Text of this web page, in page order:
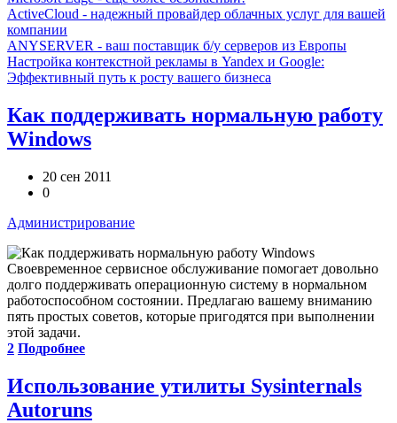
ActiveCloud - надежный провайдер облачных услуг для вашей
компании
ANYSERVER - ваш поставщик б/у серверов из Европы
Настройка контекстной рекламы в Yandex и Google:
Эффективный путь к росту вашего бизнеса
Как поддерживать нормальную работу
Windows
20 сен 2011
0
Администрирование
Своевременное сервисное обслуживание помогает довольно
долго поддерживать операционную систему в нормальном
работоспособном состоянии. Предлагаю вашему вниманию
пять простых советов, которые пригодятся при выполнении
этой задачи.
2 Подробнее
Использование утилиты Sysinternals
Autoruns